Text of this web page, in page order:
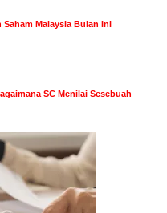
Malaysia Bulan Ini
SC Menilai Sesebuah